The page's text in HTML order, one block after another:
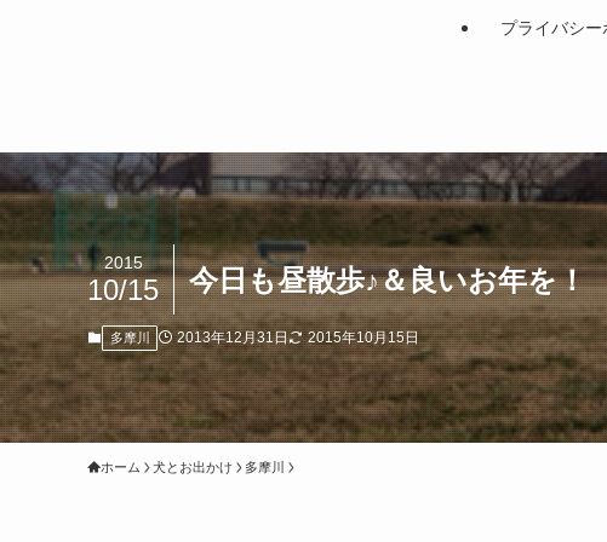
プライバシー
今日も昼散歩♪＆良いお年を！
2015
10/15
多摩川 2013年12月31日 2015年10月15日
ホーム 犬とお出かけ 多摩川